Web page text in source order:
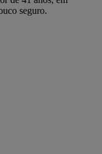
seguro.